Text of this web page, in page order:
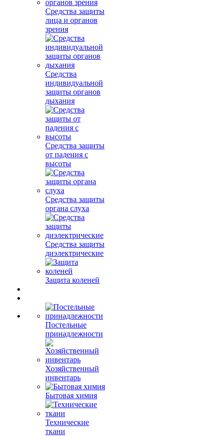
Средства защиты
лица и органов
зрения
Средства
индивидуальной
защиты органов
дыхания
Средства защиты
от падения с
высоты
Средства защиты
органа слуха
Средства защиты
диэлектрические
Защита коленей
Постельные
принадлежности
Хозяйственный
инвентарь
Бытовая химия
Технические
ткани